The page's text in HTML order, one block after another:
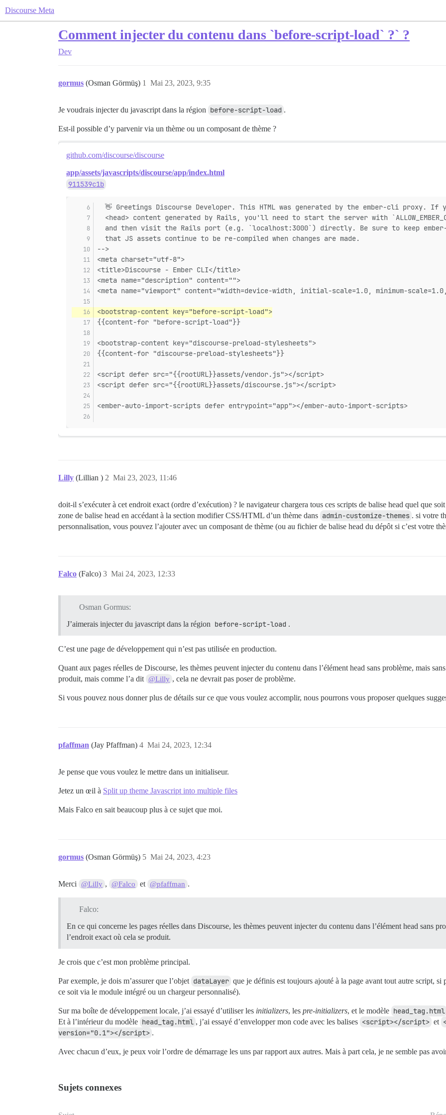
Discourse Meta
Comment injecter du contenu dans `before-script-load` ?` ?
Dev
gormus (Osman Görmüş) Mai 23, 2023, 9:35
1
Je voudrais injecter du javascript dans la région before-script-load .
Est-il possible d’y parvenir via un thème ou un composant de thème ?
github.com/discourse/discourse
app/assets/javascripts/discourse/app/index.html
911539c1b
👋 Greetings Discourse Developer. This HTML was generated by the ember-cli proxy. If
<head> content generated by Rails, you'll need to start the server with
and then visit the Rails port (e.g. `localhost:3000`) directly. Be sure to keep
  that JS assets continue to be re-compiled when changes are made.
-->
<meta charset="utf-8">
<title>Discourse - Ember CLI</title>
<meta name="description" content="">
<meta name="viewport" content="width=device-width, initial-scale=1.0, minimum-
<bootstrap-content key="before-script-load">
{{content-for "before-script-load"}}
<bootstrap-content key="discourse-preload-stylesheets">
{{content-for "discourse-preload-stylesheets"}}
<script defer src="{{rootURL}}assets/vendor.js"></script>
<script defer src="{{rootURL}}assets/discourse.js"></script>
<ember-auto-import-scripts defer entrypoint="app"></ember-auto-import-scripts>
Lilly (Lillian ) Mai 23, 2023, 11:46
2
doit-il s’exécuter à cet endroit exact (ordre d’exécution) ? le navigateur chargera tous ces scripts de balise head quel que
zone de balise head en accédant à la section modifier CSS/HTML d’un thème dans admin-customize-themes . si votre
personnalisation, vous pouvez l’ajouter avec un composant de thème (ou au fichier de balise head du dépôt si c’est votre
Falco (Falco) Mai 24, 2023, 12:33
3
Osman Gormus:
J’aimerais injecter du javascript dans la région before-script-load .
C’est une page de développement qui n’est pas utilisée en production.
Quant aux pages réelles de Discourse, les thèmes peuvent injecter du contenu dans l’élément head sans problème, mais
produit, mais comme l’a dit @Lilly , cela ne devrait pas poser de problème.
Si vous pouvez nous donner plus de détails sur ce que vous voulez accomplir, nous pourrons vous proposer quelques
pfaffman (Jay Pfaffman) Mai 24, 2023, 12:34
4
Je pense que vous voulez le mettre dans un initialiseur.
Jetez un œil à Split up theme Javascript into multiple files
Mais Falco en sait beaucoup plus à ce sujet que moi.
gormus (Osman Görmüş) Mai 24, 2023, 4:23
5
Merci @Lilly , @Falco et @pfaffman .
Falco:
En ce qui concerne les pages réelles dans Discourse, les thèmes peuvent injecter du contenu dans l’élément head sans
l’endroit exact où cela se produit.
Je crois que c’est mon problème principal.
Par exemple, je dois m’assurer que l’objet dataLayer que je définis est toujours ajouté à la page avant tout autre script,
ce soit via le module intégré ou un chargeur personnalisé).
Sur ma boîte de développement locale, j’ai essayé d’utiliser les initializers, les pre-initializers, et le modèle head_tag.html
Et à l’intérieur du modèle head_tag.html , j’ai essayé d’envelopper mon code avec les balises <script></script> et
version="0.1"></script> .
Avec chacun d’eux, je peux voir l’ordre de démarrage les uns par rapport aux autres. Mais à part cela, je ne semble pas
Sujets connexes